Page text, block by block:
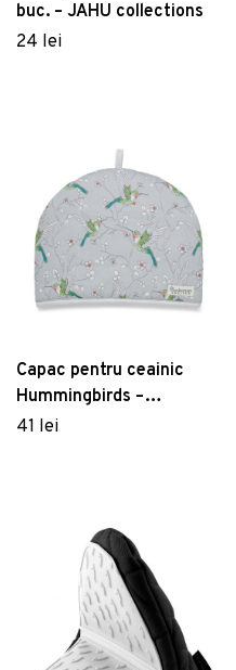
buc. – JAHU collections
24 lei
Capac pentru ceainic
Hummingbirds –
Cooksmart ®
41 lei